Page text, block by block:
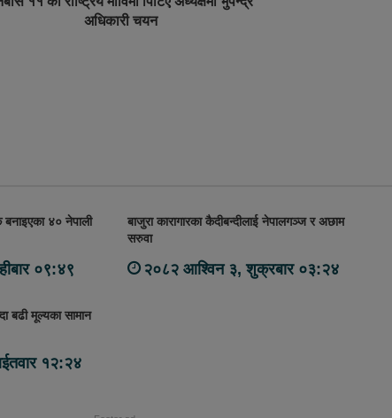
अधिकारी चयन
बनाइएका ४० नेपाली
०९:४९
बाजुरा कारागारका कैदीबन्दीलाई नेपालगञ्ज र अछाम
सरुवा
२०८२ आश्विन ३, शुक्रबार ०३:२४
बढी मूल्यका सामान
१२:२४